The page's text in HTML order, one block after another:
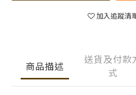
加入追蹤清
商品描述
送貨及付款
式